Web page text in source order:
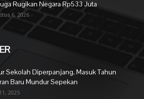
Rugikan Negara Rp533 Juta
6, 2026
Sekolah Diperpanjang, Masuk Tahun
Baru Mundur Sepekan
2025